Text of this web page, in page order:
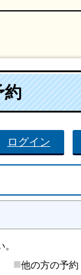
約
ログイン
■他の方の予約